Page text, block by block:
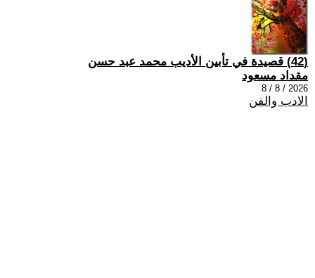
(42) قصيدة في تأبين الأديب محمد عبد حسن
مقداد مسعود
2026 / 8 / 8
الادب والفن